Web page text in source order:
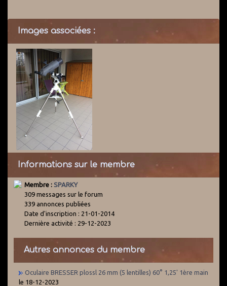
Images associées :
Informations sur le membre
Membre : SPARKY
309 messages sur le forum
339 annonces publiées
Date d'inscription : 21-01-2014
Dernière activité : 29-12-2023
Autres annonces du membre
Oculaire BRESSER plossl 26 mm (5 lentilles) 60° 1,25' 1ère main
le 18-12-2023